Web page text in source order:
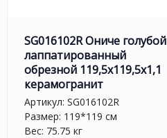
SG016102R Ониче голубой
лаппатированный
обрезной 119,5x119,5x1,1
керамогранит
Артикул: SG016102R
Размер: 119*119 см
Вес: 75.75 кг